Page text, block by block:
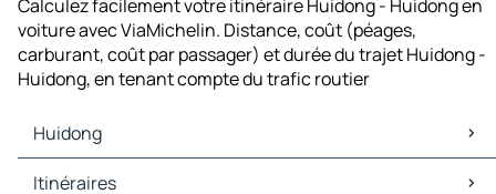
Calculez facilement votre itinéraire Huidong - Huidong en
voiture avec ViaMichelin. Distance, coût (péages,
carburant, coût par passager) et durée du trajet Huidong -
Huidong, en tenant compte du trafic routier
Huidong
Huidong Cartes et plans
Itinéraires